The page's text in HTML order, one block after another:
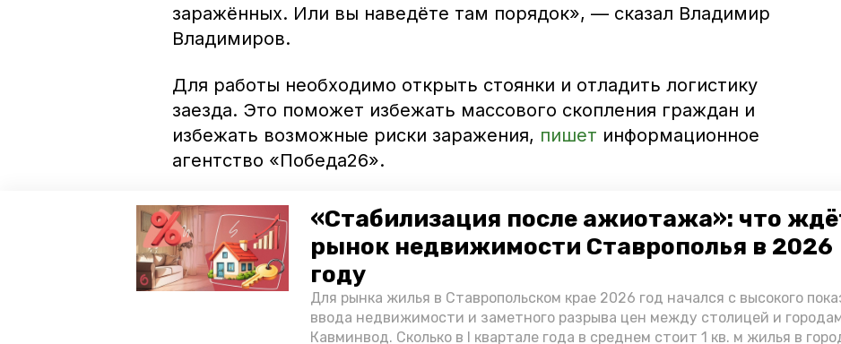
«Стабилизация после ажиотажа»: что
рынок недвижимости Ставрополья в 2026
году
Для рынка жилья в Ставропольском крае 2026 год начался с высокого
ввода недвижимости и заметного разрыва цен между столицей и
Кавминвод. Сколько в I квартале года в среднем стоит 1 кв. м жилья в
заражённых. Или вы наведёте там порядок», — сказал Владимир
Владимиров.
Для работы необходимо открыть стоянки и отладить логистику
заезда. Это поможет избежать массового скопления граждан и
избежать возможные риски заражения, пишет информационное
агентство «Победа26».
При этом в Предгорном районе фиксируется рост числа больных с
коронавирусом. По мнению губернатор, скачок произошёл из-за
нарушения правил профилактики и внутрисемейного
распространения инфекции.
Ранее сообщалось, что собственники рынка «Лира»снизили